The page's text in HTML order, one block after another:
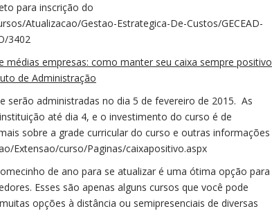
para inscrição do
Atualizacao/Gestao-Estrategica-De-Custos/GECEAD-
3402
médias empresas: como manter seu caixa sempre positivo
de Administração
serão administradas no dia 5 de fevereiro de 2015. As
até dia 4, e o investimento do curso é de
sobre a grade curricular do curso e outras informações
Extensao/curso/Paginas/caixapositivo.aspx
de ano para se atualizar é uma ótima opção para
Esses são apenas alguns cursos que você pode
opções à distância ou semipresenciais de diversas